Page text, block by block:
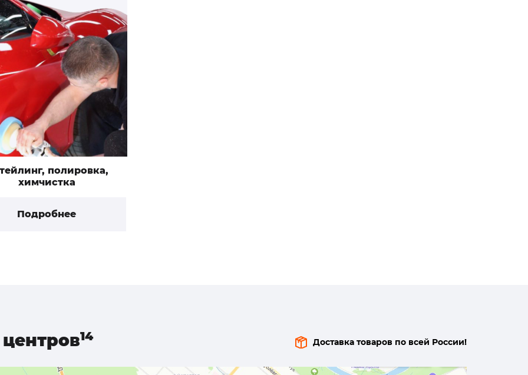
полировка,
химчистка
Подробнее
Доставка товаров по всей России!